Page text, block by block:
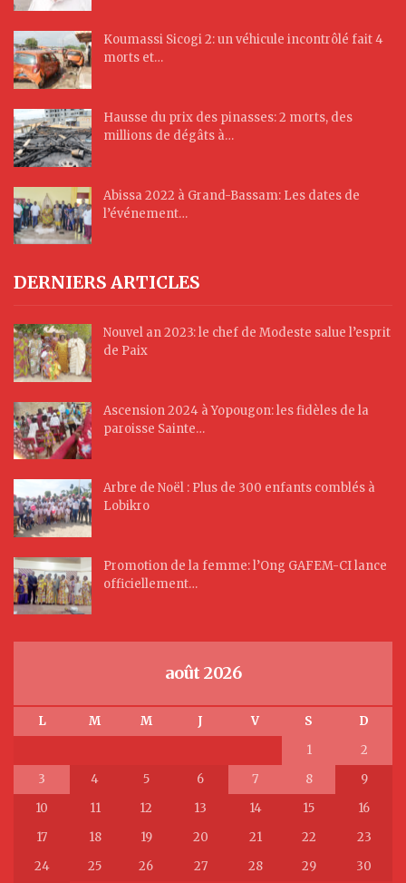
Koumassi Sicogi 2: un véhicule incontrôlé fait 4
morts et…
Hausse du prix des pinasses: 2 morts, des
millions de dégâts à…
Abissa 2022 à Grand-Bassam: Les dates de
l’événement…
DERNIERS ARTICLES
Nouvel an 2023: le chef de Modeste salue l’esprit
de Paix
Ascension 2024 à Yopougon: les fidèles de la
paroisse Sainte…
Arbre de Noël : Plus de 300 enfants comblés à
Lobikro
Promotion de la femme: l’Ong GAFEM-CI lance
officiellement…
août 2026
L M M J V S
D
1
2
3
4 5 6 7 8
9
10
11 12 13 14 15
16
17
18 19 20 21 22
23
24
25 26 27 28 29 30